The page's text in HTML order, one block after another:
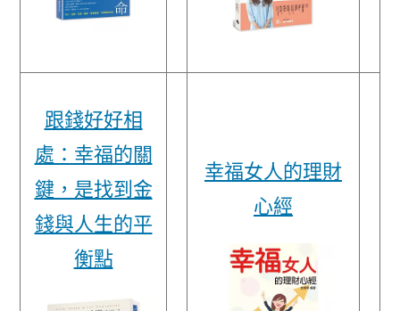
跟錢好好相
處：幸福的關
鍵，是找到金
錢與人生的平
衡點
幸福女人的理財
心經